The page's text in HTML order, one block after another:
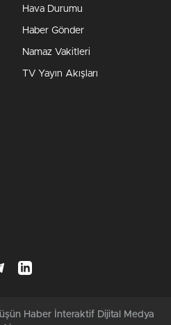
Hava Durumu
Haber Gönder
Namaz Vakitleri
TV Yayın Akışları
Haber İnteraktif Dijital Medya